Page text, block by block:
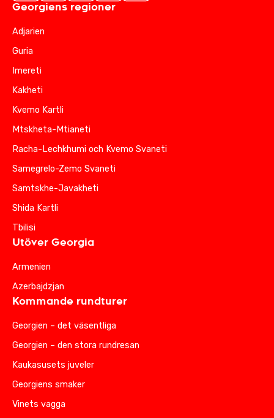
Georgiens regioner
Adjarien
Guria
Imereti
Kakheti
Kvemo Kartli
Mtskheta-Mtianeti
Racha-Lechkhumi och Kvemo Svaneti
Samegrelo-Zemo Svaneti
Samtskhe-Javakheti
Shida Kartli
Tbilisi
Utöver Georgia
Armenien
Azerbajdzjan
Kommande rundturer
Georgien – det väsentliga
Georgien – den stora rundresan
Kaukasusets juveler
Georgiens smaker
Vinets vagga